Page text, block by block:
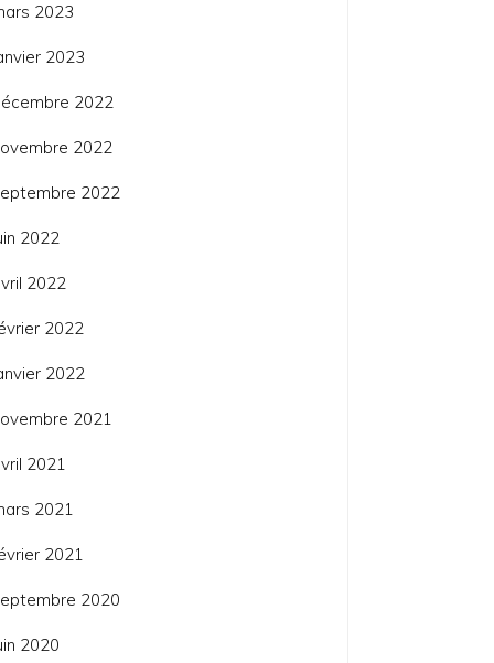
2023
2023
2022
2022
2022
2022
2022
2022
2022
2021
2021
2021
2021
2020
2020